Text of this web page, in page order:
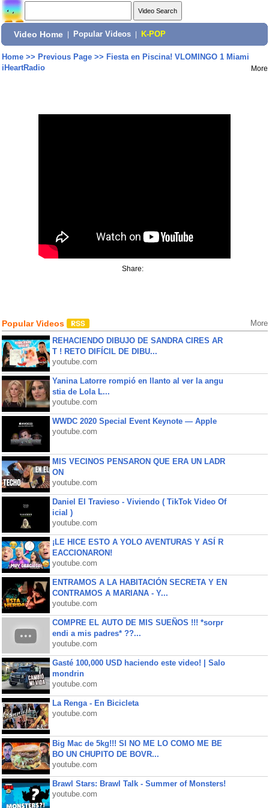
Video Home Popular Videos K-POP
Home>> Previous Page>> Fiesta en Piscina! VLOMINGO 1 Miami
iHeartRadio
More
Share:
Popular Videos More
REHACIENDO DIBUJO DE SANDRA CIRES AR
T ! RETO DIFÍCIL DE DIBU...
youtube.com
Yanina Latorre rompió en llanto al ver la angu
stia de Lola L...
youtube.com
WWDC 2020 Special Event Keynote — Apple
youtube.com
MIS VECINOS PENSARON QUE ERA UN LADR
ON
youtube.com
Daniel El Travieso - Viviendo ( TikTok Video Of
icial )
youtube.com
¡LE HICE ESTO A YOLO AVENTURAS Y ASÍ R
EACCIONARON!
youtube.com
ENTRAMOS A LA HABITACIÓN SECRETA Y EN
CONTRAMOS A MARIANA - Y...
youtube.com
COMPRE EL AUTO DE MIS SUEÑOS !!! *sorpr
endi a mis padres* ??...
youtube.com
Gasté 100,000 USD haciendo este video! | Salo
mondrin
youtube.com
La Renga - En Bicicleta
youtube.com
Big Mac de 5kg!!! SI NO ME LO COMO ME BE
BO UN CHUPITO DE BOVR...
youtube.com
Brawl Stars: Brawl Talk - Summer of Monsters!
youtube.com